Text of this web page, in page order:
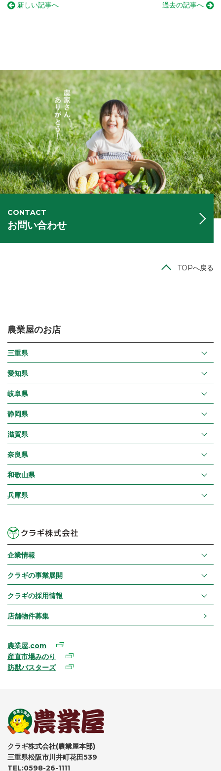
新しい記事へ 過去の記事へ
CONTACT
お問い合わせ
TOPへ戻る
農業屋のお店
三重県
愛知県
岐阜県
静岡県
滋賀県
奈良県
和歌山県
兵庫県
企業情報
クラギの事業展開
クラギの採用情報
店舗物件募集
農業屋.com
産直市場みのり
防獣バスターズ
クラギ株式会社(農業屋本部)
三重県松阪市川井町花田539
TEL:0598-26-1111